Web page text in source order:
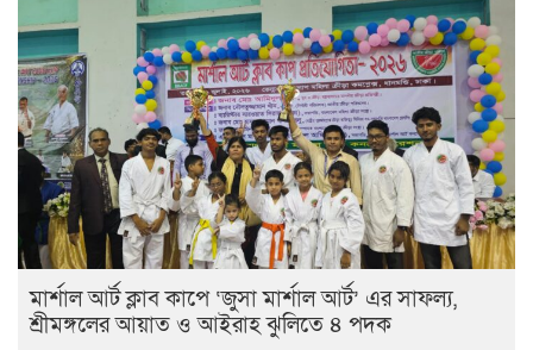
মার্শাল আর্ট ক্লাব কাপে ‘জুসা মার্শাল আর্ট’ এর সাফল্য,
শ্রীমঙ্গলের আয়াত ও আইরাহ ঝুলিতে ৪ পদক